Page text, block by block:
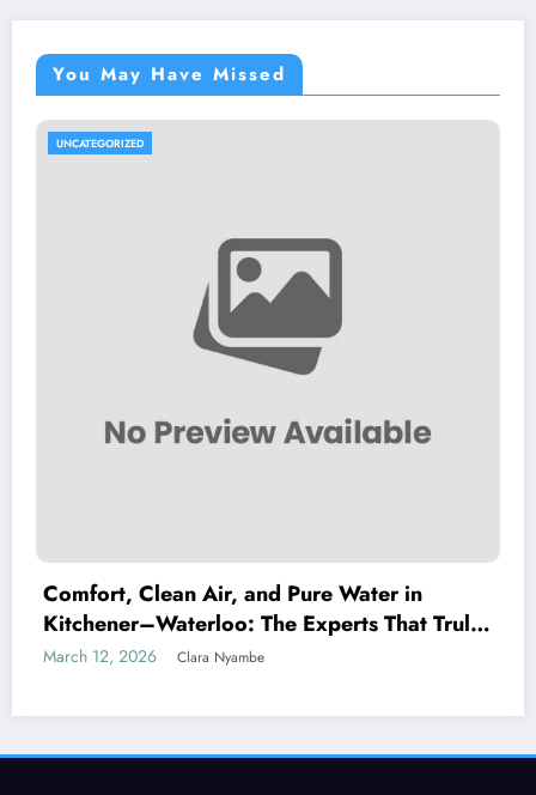
You May Have Missed
UNCATEGORIZED
Comfort, Clean Air, and Pure Water in
Kitchener–Waterloo: The Experts That Truly
Care
March 12, 2026 Clara Nyambe